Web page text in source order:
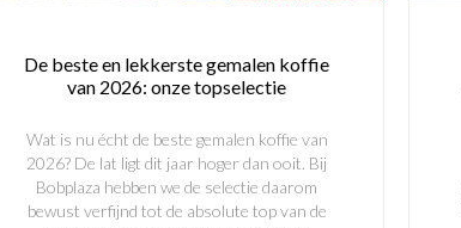
De beste en lekkerste gemalen koffie
van 2026: onze topselectie
Wat is nu écht de beste gemalen koffie van
2026? De lat ligt dit jaar hoger dan ooit. Bij
Bobplaza hebben we de selectie daarom
bewust verfijnd tot de absolute top van de